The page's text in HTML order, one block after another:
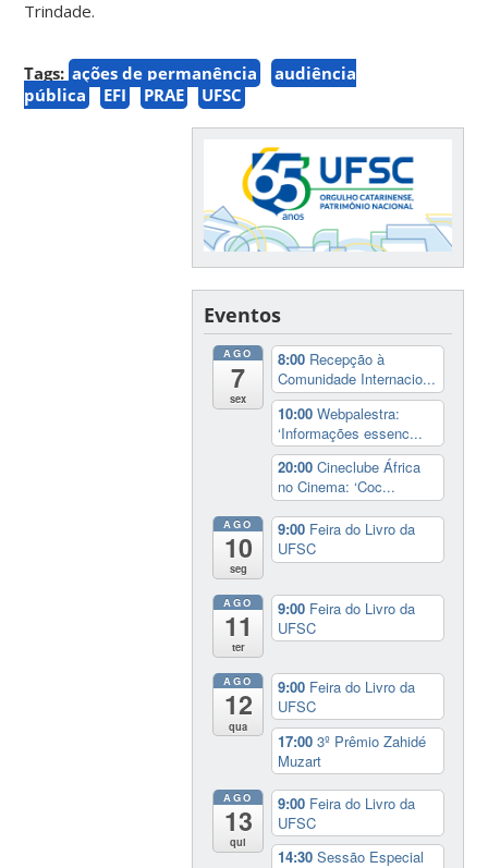
Trindade.
Tags: ações de permanência
audiência
pública
EFI PRAE UFSC
Eventos
AGO
7
sex
8:00 Recepção à
Comunidade Internacio...
10:00Webpalestra:
‘Informações essenc...
20:00Cineclube África
no Cinema: ‘Coc...
AGO
10
seg
9:00 Feira do Livro da
UFSC
AGO
11
ter
9:00 Feira do Livro da
UFSC
AGO
12
qua
9:00 Feira do Livro da
UFSC
17:003º Prêmio Zahidé
Muzart
AGO
13
qui
9:00 Feira do Livro da
UFSC
14:30Sessão Especial